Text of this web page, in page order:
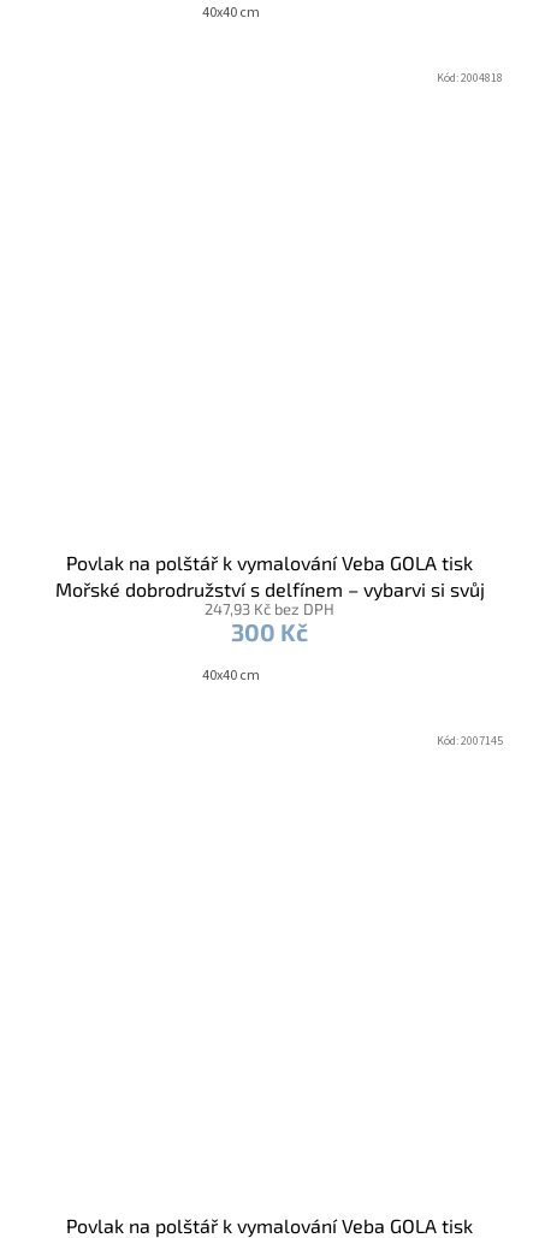
40x40 cm
Povlak na polštář k vymalování Veba GOLA tisk
Mořské dobrodružství s delfínem – vybarvi si svůj
oceán / voskovky
247,93 Kč bez DPH
300 Kč
40x40 cm
Kód:2004818
Povlak na polštář k vymalování Veba GOLA tisk
Kód:2007145